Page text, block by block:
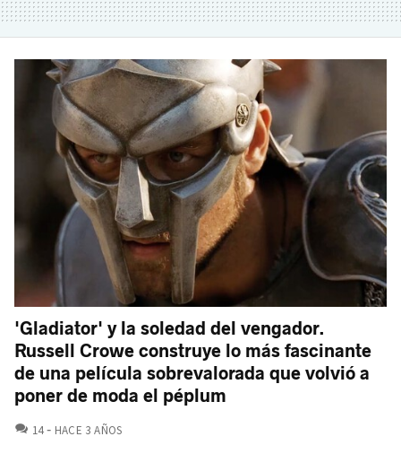
'Gladiator' y la soledad del vengador.
Russell Crowe construye lo más fascinante
de una película sobrevalorada que volvió a
poner de moda el péplum
14 COMENTARIOS
HACE 3 AÑOS